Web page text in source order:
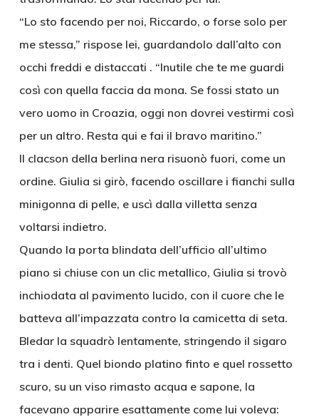
“Lo sto facendo per noi, Riccardo, o forse solo per
me stessa,” rispose lei, guardandolo dall’alto con
occhi freddi e distaccati . “Inutile che te me guardi
così con quella faccia da mona. Se fossi stato un
vero uomo in Croazia, oggi non dovrei vestirmi così
per un altro. Resta qui e fai il bravo maritino.”
Il clacson della berlina nera risuonò fuori, come un
ordine. Giulia si girò, facendo oscillare i fianchi sulla
minigonna di pelle, e uscì dalla villetta senza
voltarsi indietro.
Quando la porta blindata dell’ufficio all’ultimo
piano si chiuse con un clic metallico, Giulia si trovò
inchiodata al pavimento lucido, con il cuore che le
batteva all’impazzata contro la camicetta di seta.
Bledar la squadrò lentamente, stringendo il sigaro
tra i denti. Quel biondo platino finto e quel rossetto
scuro, su un viso rimasto acqua e sapone, la
facevano apparire esattamente come lui voleva: